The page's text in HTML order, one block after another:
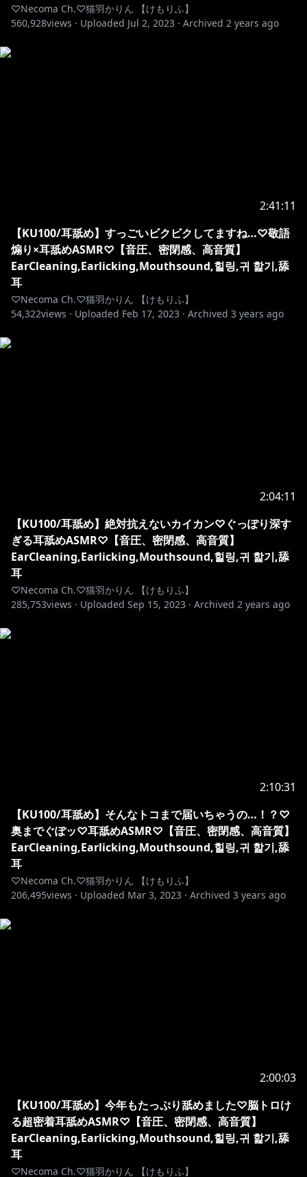
♡Necoma Ch.♡猫羽かりん 【けもりふ】
560,928views · Uploaded Jul 2, 2023 · Archived 2 years ago
2:41:11
【KU100/耳舐め】すっごいビクビクしてますね…♡敬語
煽り×耳舐めASMR♡【音圧、密閉感、高音質】
EarCleaning,Earlicking,Mouthsound,힐링,귀 핥기,舔
耳
♡Necoma Ch.♡猫羽かりん 【けもりふ】
54,322views · Uploaded Feb 17, 2023 · Archived 3 years ago
2:04:11
【KU100/耳舐め】絶対抗えないカイカン♡ぐっぽり深す
ぎる耳舐めASMR♡【音圧、密閉感、高音質】
EarCleaning,Earlicking,Mouthsound,힐링,귀 핥기,舔
耳
♡Necoma Ch.♡猫羽かりん 【けもりふ】
285,753views · Uploaded Sep 15, 2023 · Archived 2 years ago
2:10:31
【KU100/耳舐め】そんなトコまで届いちゃうの…！？♡
奥までぐぽッ♡耳舐めASMR♡【音圧、密閉感、高音質】
EarCleaning,Earlicking,Mouthsound,힐링,귀 핥기,舔
耳
♡Necoma Ch.♡猫羽かりん 【けもりふ】
206,495views · Uploaded Mar 3, 2023 · Archived 3 years ago
2:00:03
【KU100/耳舐め】今年もたっぷり舐めました♡脳トロけ
る超密着耳舐めASMR♡【音圧、密閉感、高音質】
EarCleaning,Earlicking,Mouthsound,힐링,귀 핥기,舔
耳
♡Necoma Ch.♡猫羽かりん 【けもりふ】